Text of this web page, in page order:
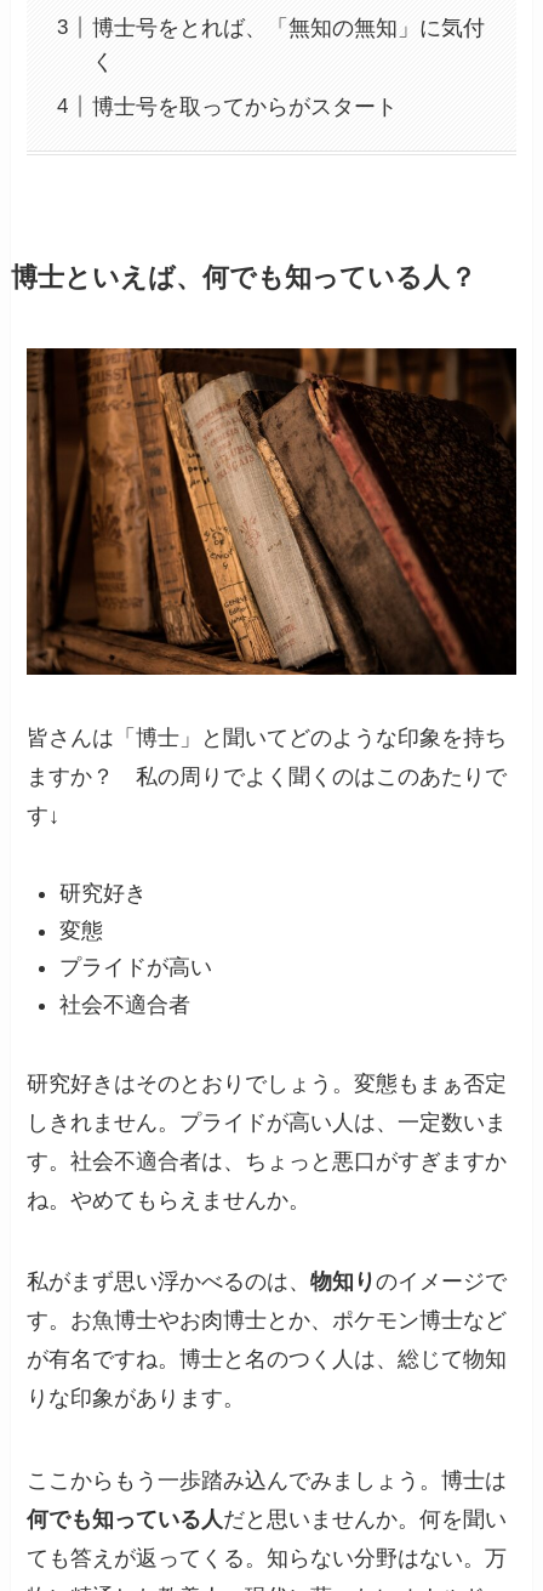
博士号をとれば、「無知の無知」に気付
く
博士号を取ってからがスタート
博士といえば、何でも知っている人？
皆さんは「博士」と聞いてどのような印象を持ち
ますか？ 私の周りでよく聞くのはこのあたりで
す↓
研究好き
変態
プライドが高い
社会不適合者
研究好きはそのとおりでしょう。変態もまぁ否定
しきれません。プライドが高い人は、一定数いま
す。社会不適合者は、ちょっと悪口がすぎますか
ね。やめてもらえませんか。
私がまず思い浮かべるのは、物知りのイメージで
す。お魚博士やお肉博士とか、ポケモン博士など
が有名ですね。博士と名のつく人は、総じて物知
りな印象があります。
ここからもう一歩踏み込んでみましょう。博士は
何でも知っている人だと思いませんか。何を聞い
ても答えが返ってくる。知らない分野はない。万